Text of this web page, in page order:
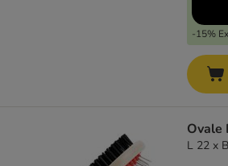
-15%
Ovale
L 22 x